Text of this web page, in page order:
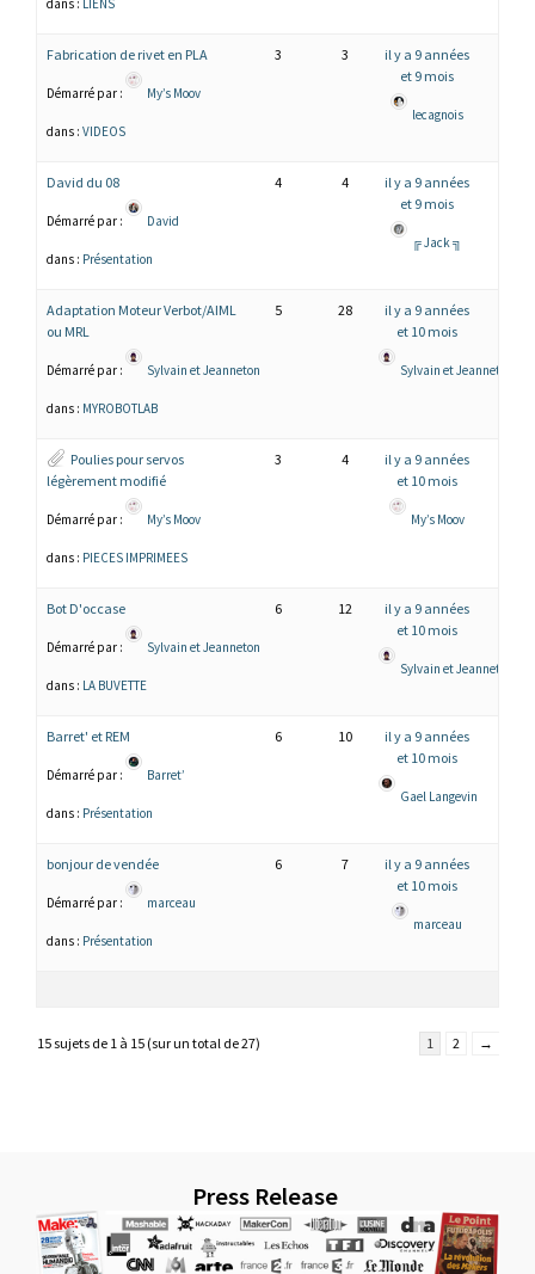
Fabrication de rivet en PLA
Démarré par : My’s Moov
dans : VIDEOS
3 3
il y a 9 années
et 9 mois
lecagnois
David du 08
Démarré par : David
dans : Présentation
4 4
il y a 9 années
et 9 mois
╔ Jack ╗
Adaptation Moteur Verbot/AIML
ou MRL
Démarré par : Sylvain et Jeanneton
dans : MYROBOTLAB
5 28
il y a 9 années
et 10 mois
Sylvain et Jeanneton
Poulies pour servos
légèrement modifié
Démarré par : My’s Moov
dans : PIECES IMPRIMEES
3 4
il y a 9 années
et 10 mois
My’s Moov
Bot D'occase
Démarré par : Sylvain et Jeanneton
dans : LA BUVETTE
6 12
il y a 9 années
et 10 mois
Sylvain et Jeanneton
Barret' et REM
Démarré par : Barret’
dans : Présentation
6 10
il y a 9 années
et 10 mois
Gael Langevin
bonjour de vendée
Démarré par : marceau
dans : Présentation
6 7
il y a 9 années
et 10 mois
marceau
15 sujets de 1 à 15 (sur un total de 27) 1 2 →
Press Release